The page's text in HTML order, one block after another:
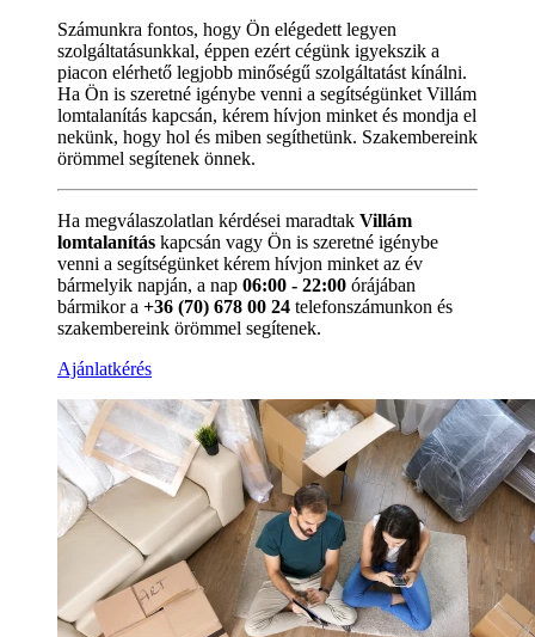
Számunkra fontos, hogy Ön elégedett legyen
szolgáltatásunkkal, éppen ezért cégünk igyekszik a
piacon elérhető legjobb minőségű szolgáltatást kínálni.
Ha Ön is szeretné igénybe venni a segítségünket Villám
lomtalanítás kapcsán, kérem hívjon minket és mondja el
nekünk, hogy hol és miben segíthetünk. Szakembereink
örömmel segítenek önnek.
Ha megválaszolatlan kérdései maradtak Villám
lomtalanítás kapcsán vagy Ön is szeretné igénybe
venni a segítségünket kérem hívjon minket az év
bármelyik napján, a nap 06:00 - 22:00 órájában
bármikor a +36 (70) 678 00 24 telefonszámunkon és
szakembereink örömmel segítenek.
Ajánlatkérés